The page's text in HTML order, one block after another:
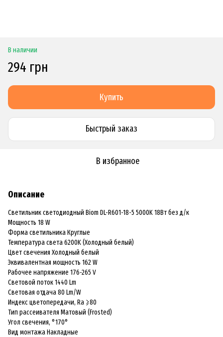
В наличии
294 грн
Купить
Быстрый заказ
В избранное
Описание
Светильник светодиодный Biom DL-R601-18-5 5000K 18Вт без д/к
Мощность 18 W
Форма светильника Круглые
Температура света 6200K (Холодный белый)
Цвет свечения Холодный белый
Эквивалентная мощность 162 W
Рабочее напряжение 176-265 V
Световой поток 1440 Lm
Световая отдача 80 Lm/W
Индекс цветопередачи, Ra ⩾80
Тип рассеивателя Матовый (Frosted)
Угол свечения, °170°
Вид монтажа Накладные